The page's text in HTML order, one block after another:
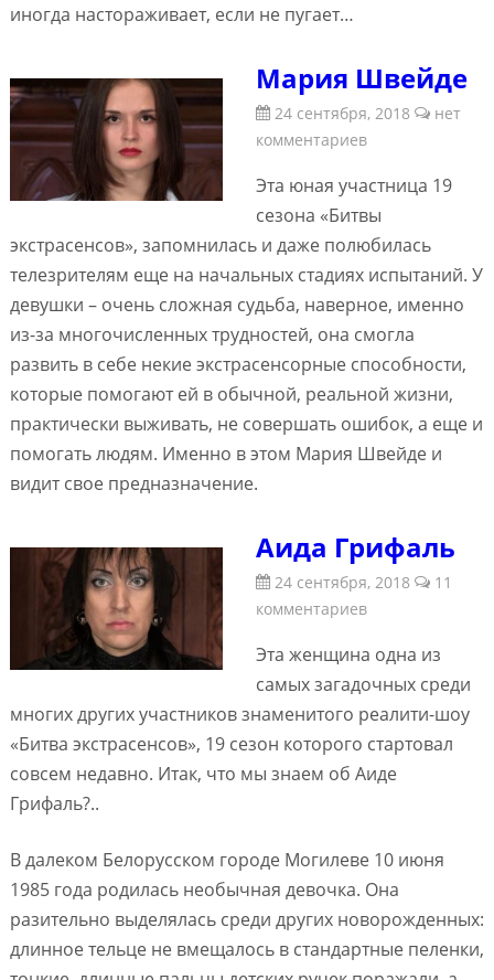
иногда настораживает, если не пугает…
Мария Швейде
24 сентября, 2018
нет
комментариев
Эта юная участница 19
сезона «Битвы
экстрасенсов», запомнилась и даже полюбилась
телезрителям еще на начальных стадиях испытаний. У
девушки – очень сложная судьба, наверное, именно
из-за многочисленных трудностей, она смогла
развить в себе некие экстрасенсорные способности,
которые помогают ей в обычной, реальной жизни,
практически выживать, не совершать ошибок, а еще и
помогать людям. Именно в этом Мария Швейде и
видит свое предназначение.
Аида Грифаль
24 сентября, 2018
11
комментариев
Эта женщина одна из
самых загадочных среди
многих других участников знаменитого реалити-шоу
«Битва экстрасенсов», 19 сезон которого стартовал
совсем недавно. Итак, что мы знаем об Аиде
Грифаль?..
В далеком Белорусском городе Могилеве 10 июня
1985 года родилась необычная девочка. Она
разительно выделялась среди других новорожденных:
длинное тельце не вмещалось в стандартные пеленки,